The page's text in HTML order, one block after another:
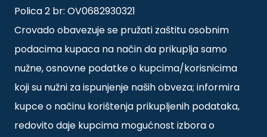
Polica 2 br: OV0682930321
Crovado obavezuje se pružati zaštitu osobnim
podacima kupaca na način da prikuplja samo
nužne, osnovne podatke o kupcima/korisnicima
koji su nužni za ispunjenje naših obveza; informira
kupce o načinu korištenja prikupljenih podataka,
redovito daje kupcima mogućnost izbora o